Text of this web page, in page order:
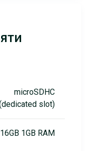
microSDHC
slot)
16GB 1GB RAM